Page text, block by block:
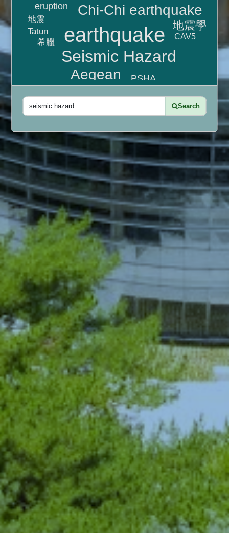
earthquake
Seismic Hazard
Chi-Chi earthquake
Aegean
地震學
eruption
PSHA
希臘
Tatun CAV5
地震
Search